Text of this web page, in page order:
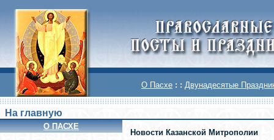
О Пасхе : : Двунадесятые
На главную
О ПАСХЕ
Новости Казанской Митрополии